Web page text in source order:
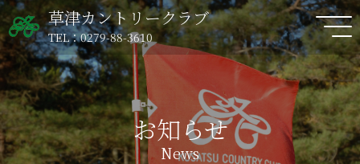
草津カントリークラブ
TEL：0279-88-3610
お知らせ
News